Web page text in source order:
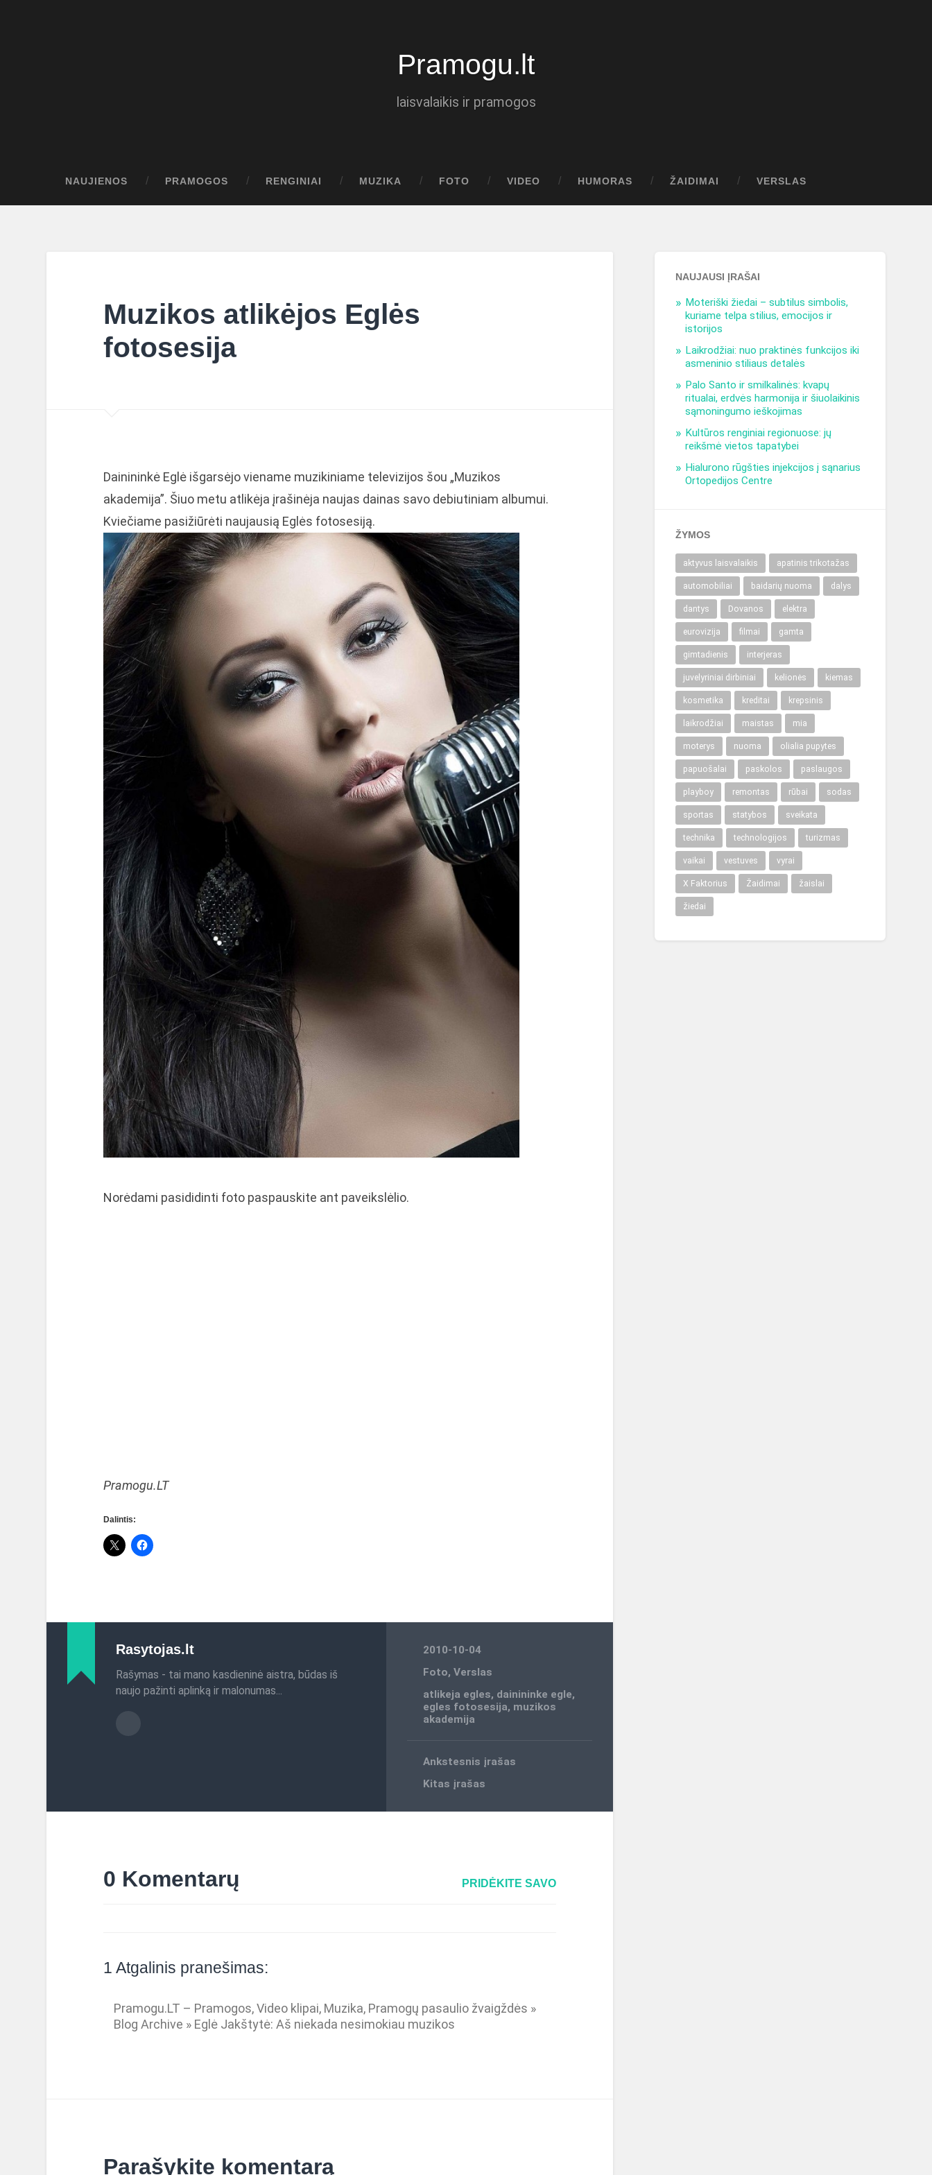
Pramogu.lt
laisvalaikis ir pramogos
NAUJIENOS PRAMOGOS RENGINIAI MUZIKA FOTO VIDEO HUMORAS ŽAIDIMAI VERSLAS
Muzikos atlikėjos Eglės
fotosesija
Dainininkė Eglė išgarsėjo viename muzikiniame televizijos šou „Muzikos
akademija”. Šiuo metu atlikėja įrašinėja naujas dainas savo debiutiniam albumui.
Kviečiame pasižiūrėti naujausią Eglės fotosesiją.
Norėdami pasididinti foto paspauskite ant paveikslėlio.
Pramogu.LT
Dalintis:
Rasytojas.lt
Rašymas - tai mano kasdieninė aistra, būdas iš
naujo pažinti aplinką ir malonumas...
2010-10-04
Foto,Verslas
atlikeja egles, dainininke egle,
egles fotosesija, muzikos
akademija
Ankstesnis įrašas
Kitas įrašas
0 Komentarų PRIDĖKITE SAVO
1 Atgalinis pranešimas:
Pramogu.LT – Pramogos, Video klipai, Muzika, Pramogų pasaulio žvaigždės »
Blog Archive » Eglė Jakštytė: Aš niekada nesimokiau muzikos
Parašykite komentarą
NAUJAUSI ĮRAŠAI
Moteriški žiedai – subtilus simbolis,
kuriame telpa stilius, emocijos ir
istorijos
Laikrodžiai: nuo praktinės funkcijos iki
asmeninio stiliaus detalės
Palo Santo ir smilkalinės: kvapų
ritualai, erdvės harmonija ir šiuolaikinis
sąmoningumo ieškojimas
Kultūros renginiai regionuose: jų
reikšmė vietos tapatybei
Hialurono rūgšties injekcijos į sąnarius
Ortopedijos Centre
ŽYMOS
aktyvus laisvalaikis apatinis trikotažas
automobiliai baidarių nuoma dalys
dantys Dovanos elektra
eurovizija filmai gamta
gimtadienis interjeras
juvelyriniai dirbiniai kelionės kiemas
kosmetika kreditai krepsinis
laikrodžiai maistas mia
moterys nuoma olialia pupytes
papuošalai paskolos paslaugos
playboy remontas rūbai sodas
sportas statybos sveikata
technika technologijos turizmas
vaikai vestuves vyrai
X Faktorius Žaidimai žaislai
žiedai